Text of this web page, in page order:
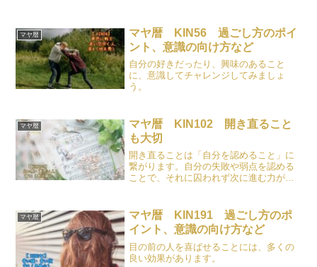
マヤ暦
マヤ暦 KIN56 過ごし方のポイ
ント、意識の向け方など
自分の好きだったり、興味のあること
に、意識してチャレンジしてみましょ
う。
マヤ暦
マヤ暦 KIN102 開き直ること
も大切
開き直ることは「自分を認めること」に
繋がります。自分の失敗や弱点を認める
ことで、それに囚われず次に進む力が得
マヤ暦
マヤ暦 KIN191 過ごし方のポ
イント、意識の向け方など
目の前の人を喜ばせることには、多くの
良い効果があります。